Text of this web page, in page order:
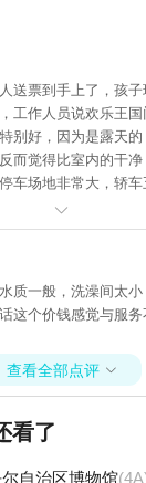
送票到手上了，孩
工作人员说欢乐王国
别好，因为是露天
而觉得比室内的干
车场地非常大，轿
巾洗发水，天热紫外

质一般，洗澡间太
这个价钱感觉与服务
查看全部点评 
看了
自治区博物馆